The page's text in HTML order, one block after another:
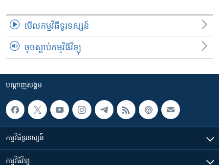
មើល​កម្មវិធី​ទូរទស្សន៍
ចុចស្តាប់កម្មវិធីវិទ្យុ
បណ្តាញ​សង្គម
កម្មវិធី​ទូរទស្សន៍
កម្មវិធី​វិទ្យុ